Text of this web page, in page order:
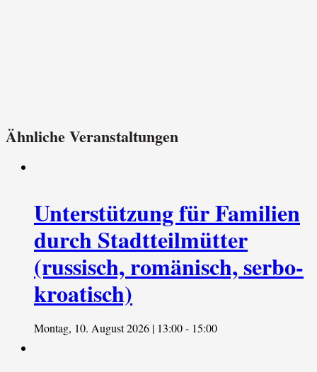
Ähnliche Veranstaltungen
Unterstützung für Familien
durch Stadtteilmütter
(russisch, romänisch, serbo-
kroatisch)
Montag, 10. August 2026 | 13:00- 15:00